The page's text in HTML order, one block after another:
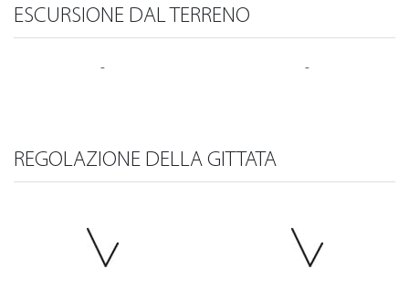
ESCURSIONE DAL TERRENO
- -
REGOLAZIONE DELLA GITTATA